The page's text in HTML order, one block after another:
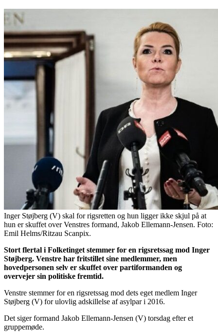
Inger Støjberg (V) skal for rigsretten og hun ligger ikke skjul på at
hun er skuffet over Venstres formand, Jakob Ellemann-Jensen. Foto:
Emil Helms/Ritzau Scanpix.
Stort flertal i Folketinget stemmer for en rigsretssag mod Inger
Støjberg. Venstre har fritstillet sine medlemmer, men
hovedpersonen selv er skuffet over partiformanden og
overvejer sin politiske fremtid.
Venstre stemmer for en rigsretssag mod dets eget medlem Inger
Støjberg (V) for ulovlig adskillelse af asylpar i 2016.
Det siger formand Jakob Ellemann-Jensen (V) torsdag efter et
gruppemøde.